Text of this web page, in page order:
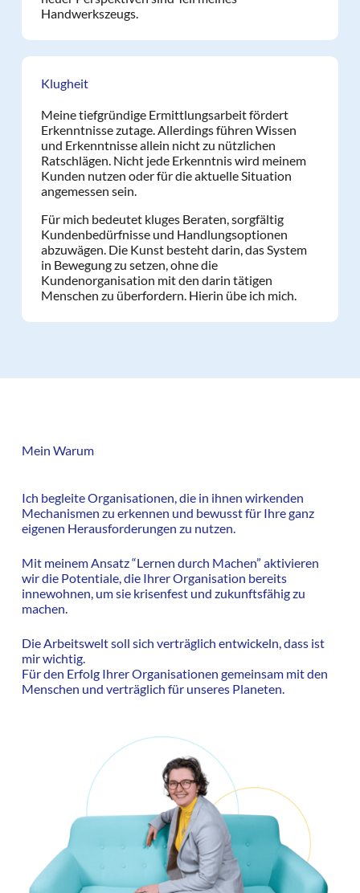
Handwerkszeugs.
Klugheit
Meine tiefgründige Ermittlungsarbeit fördert
Erkenntnisse zutage. Allerdings führen Wissen
und Erkenntnisse allein nicht zu nützlichen
Ratschlägen. Nicht jede Erkenntnis wird meinem
Kunden nutzen oder für die aktuelle Situation
angemessen sein.
Für mich bedeutet kluges Beraten, sorgfältig
Kundenbedürfnisse und Handlungsoptionen
abzuwägen. Die Kunst besteht darin, das System
in Bewegung zu setzen, ohne die
Kundenorganisation mit den darin tätigen
Menschen zu überfordern. Hierin übe ich mich.
Mein Warum
Ich begleite Organisationen, die in ihnen wirkenden
Mechanismen zu erkennen und bewusst für Ihre ganz
eigenen Herausforderungen zu nutzen.
Mit meinem Ansatz “Lernen durch Machen” aktivieren
wir die Potentiale, die Ihrer Organisation bereits
innewohnen, um sie krisenfest und zukunftsfähig zu
machen.
Die Arbeitswelt soll sich verträglich entwickeln, dass ist
mir wichtig.
Für den Erfolg Ihrer Organisationen gemeinsam mit den
Menschen und verträglich für unseres Planeten.